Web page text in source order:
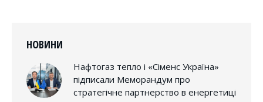
НОВИНИ
Нафтогаз тепло і «Сіменс Україна»
підписали Меморандум про
стратегічне партнерство в енергетиці